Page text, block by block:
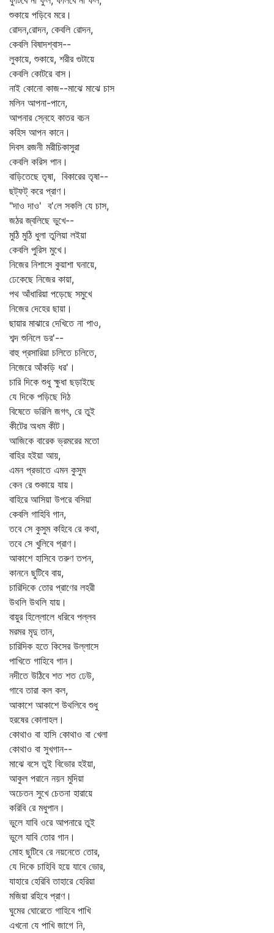
শুকায়ে পড়িবে মরে।
রোদন,রোদন, কেবলি রোদন,
কেবলি বিষাদশ্বাস--
লুকায়ে, শুকায়ে, শরীর গুটায়ে
কেবলি কোটরে বাস।
নাই কোনো কাজ--মাঝে মাঝে চাস
মলিন আপনা-পানে,
আপনার স্নেহে কাতর বচন
কহিস আপন কানে।
দিবস রজনী মরীচিকাসুরা
কেবলি করিস পান।
বাড়িতেছে তৃষা, বিকারের তৃষা--
ছট্‌ফট্‌ করে প্রাণ।
"দাও দাও' ব'লে সকলি যে চাস,
জঠর জ্বলিছে ভুখে--
মুঠি মুঠি ধুলা তুলিয়া লইয়া
কেবলি পুরিস মুখে।
নিজের নিশাসে কুয়াশা ঘনায়ে,
ঢেকেছে নিজের কায়া,
পথ আঁধারিয়া পড়েছে সমুখে
নিজের দেহের ছায়া।
ছায়ার মাঝারে দেখিতে না পাও,
শব্দ শুনিলে ডর'--
বাহু প্রসারিয়া চলিতে চলিতে,
নিজেরে আঁকড়ি ধর'।
চারি দিকে শুধু ক্ষুধা ছড়াইছে
যে দিকে পড়িছে দিঠ
বিষেতে ভরিলি জগৎ, রে তুই
কীটের অধম কীট।
আজিকে বারেক ভ্রমরের মতো
বাহির হইয়া আয়,
এমন প্রভাতে এমন কুসুম
কেন রে শুকায়ে যায়।
বাহিরে আসিয়া উপরে বসিয়া
কেবলি গাহিবি গান,
তবে সে কুসুম কহিবে রে কথা,
তবে সে খুলিবে প্রাণ।
আকাশে হাসিবে তরুণ তপন,
কাননে ছুটিবে বায়,
চারিদিকে তোর প্রাণের লহরী
উথলি উথলি যায়।
বায়ুর হিল্লোলে ধরিবে পল্লব
মরমর মৃদু তান,
চারিদিক হতে কিসের উল্লাসে
পাখিতে গাহিবে গান।
নদীতে উঠিবে শত শত ঢেউ,
গাবে তারা কল কল,
আকাশে আকাশে উথলিবে শুধু
হরষের কোলাহল।
কোথাও বা হাসি কোথাও বা খেলা
কোথাও বা সুখগান--
মাঝে বসে তুই বিভোর হইয়া,
আকুল পরানে নয়ন মুদিয়া
অচেতন সুখে চেতনা হারায়ে
করিবি রে মধুপান।
ভুলে যাবি ওরে আপনারে তুই
ভুলে যাবি তোর গান।
মোহ ছুটিবে রে নয়নেতে তোর,
যে দিকে চাহিবি হয়ে যাবে ভোর,
যাহারে হেরিবি তাহারে হেরিয়া
মজিয়া রহিবে প্রাণ।
ঘুমের ঘোরেতে গাহিবে পাখি
এখনো যে পাখি জাগে নি,